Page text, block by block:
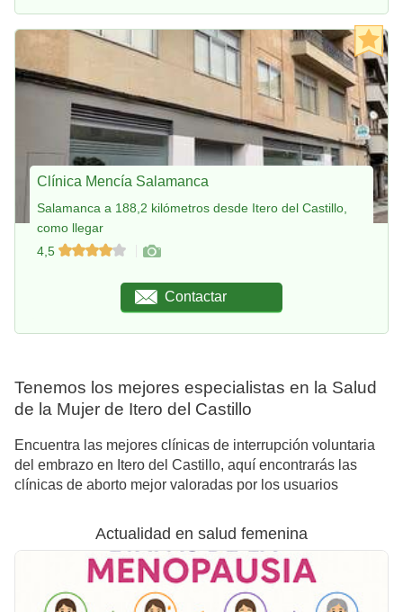
Clínica Mencía Salamanca
Salamanca a 188,2 kilómetros desde Itero del Castillo,
como llegar
4,5
Contactar
Tenemos los mejores especialistas en la Salud
de la Mujer de Itero del Castillo
Encuentra las mejores clínicas de interrupción voluntaria
del embrazo en Itero del Castillo, aquí encontrarás las
clínicas de aborto mejor valoradas por los usuarios
Actualidad en salud femenina